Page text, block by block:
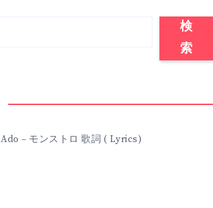
検
索
Ado – モンストロ 歌詞 ( Lyrics)